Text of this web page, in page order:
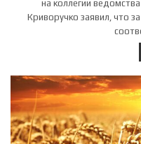
на коллегии
Криворучко заявил, что